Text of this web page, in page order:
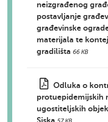
neizgrađenog
postavljanje
građevinske
materijala te
gradilišta 66 KB
Odluka o
protuepidemijskih
ugostiteljskih